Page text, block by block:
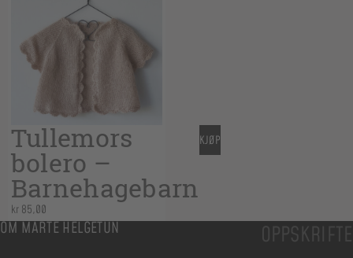
Tullemors
bolero –
Barnehagebarn
kr85,00
KJØP
OM MARTE HELGETUN